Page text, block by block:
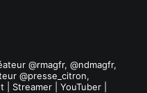
@rmagfr, @ndmagfr,
@presse_citron,
| Streamer | YouTuber |